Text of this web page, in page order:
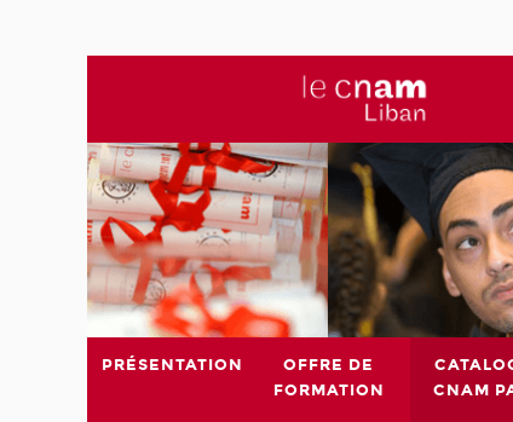
PRÉSENTATION
OFFRE DE
FORMATION
CNAM